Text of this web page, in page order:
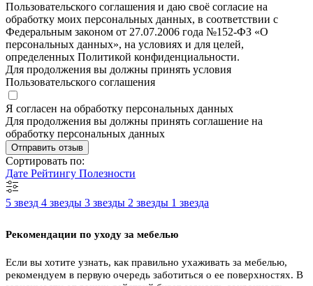
Пользовательского соглашения и даю своё согласие на
обработку моих персональных данных, в соответствии с
Федеральным законом от 27.07.2006 года №152-ФЗ «О
персональных данных», на условиях и для целей,
определенных Политикой конфиденциальности.
Для продолжения вы должны принять условия
Пользовательского соглашения
Я согласен на обработку персональных данных
Для продолжения вы должны принять соглашение на
обработку персональных данных
Отправить отзыв
Сортировать по:
Дате Рейтингу Полезности
5 звезд 4 звезды 3 звезды 2 звезды 1 звезда
Рекомендации по уходу за мебелью
Если вы хотите узнать, как правильно ухаживать за мебелью,
рекомендуем в первую очередь заботиться о ее поверхностях. В